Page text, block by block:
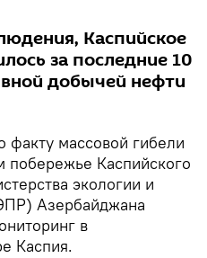
Каспийское
за последние 10
добычей нефти
факту массовой гибели
побережье Каспийского
экологии и
Азербайджана
в
Каспия.